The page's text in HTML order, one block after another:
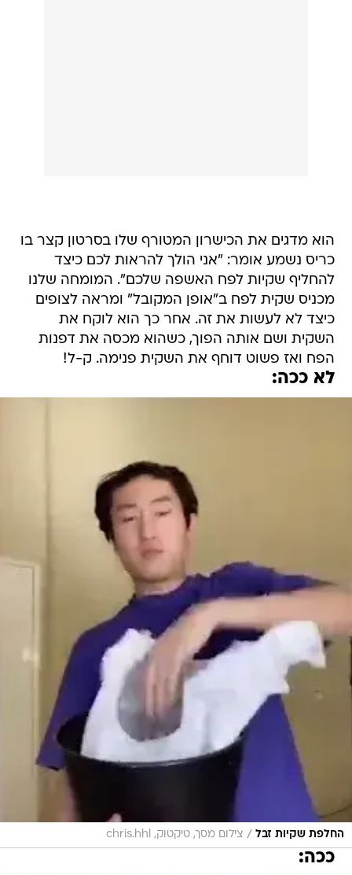
הוא מדגים את הכישרון המטורף שלו בסרטון קצר בו
כריס נשמע אומר: "אני הולך להראות לכם כיצד
להחליף שקיות לפח האשפה שלכם". המומחה שלנו
מכניס שקית לפח ב"אופן המקובל" ומראה לצופים
כיצד לא לעשות את זה. אחר כך הוא לוקח את
השקית ושם אותה הפוך, כשהוא מכסה את דפנות
הפח ואז פשוט דוחף את השקית פנימה. ק-ל!
לא ככה:
החלפת שקיות זבל / צילום מסך, טיקטוק, chris.hhl
ככה: